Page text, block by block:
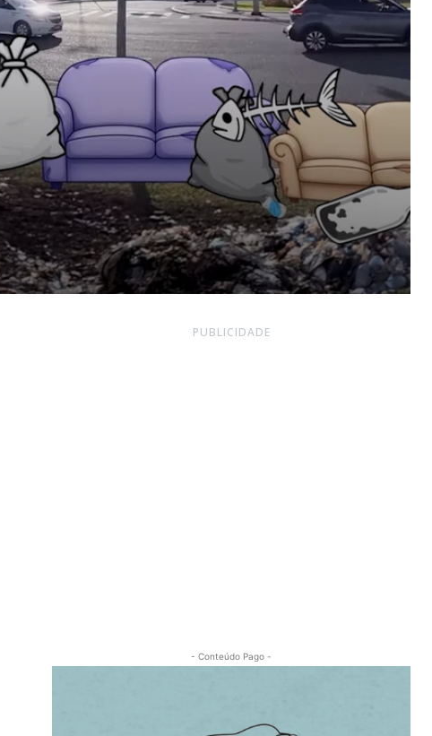
PUBLICIDADE
- Conteúdo Pago -